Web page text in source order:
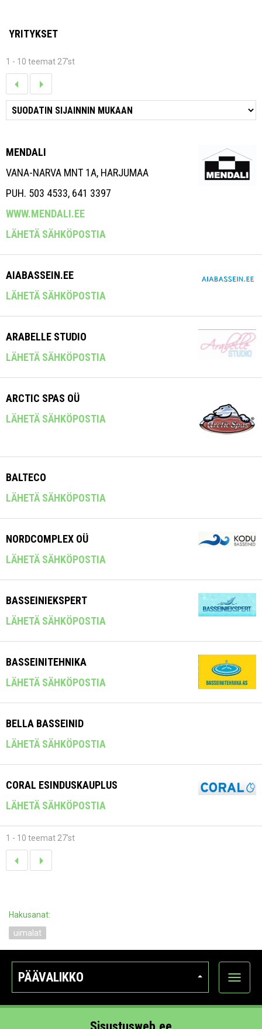
YRITYKSET
1 - 10 teemat 27'st
MENDALI
VANA-NARVA MNT 1A, HARJUMAA
PUH. 503 4533, 641 3397
WWW.MENDALI.EE
LÄHETÄ SÄHKÖPOSTIA
AIABASSEIN.EE
LÄHETÄ SÄHKÖPOSTIA
ARABELLE STUDIO
LÄHETÄ SÄHKÖPOSTIA
ARCTIC SPAS OÜ
LÄHETÄ SÄHKÖPOSTIA
BALTECO
LÄHETÄ SÄHKÖPOSTIA
NORDCOMPLEX OÜ
LÄHETÄ SÄHKÖPOSTIA
BASSEINIEKSPERT
LÄHETÄ SÄHKÖPOSTIA
BASSEINITEHNIKA
LÄHETÄ SÄHKÖPOSTIA
BELLA BASSEINID
LÄHETÄ SÄHKÖPOSTIA
CORAL ESINDUSKAUPLUS
LÄHETÄ SÄHKÖPOSTIA
1 - 10 teemat 27'st
Hakusanat:
uimalat
PÄÄVALIKKO
Näytä
Sisustusweb.ee